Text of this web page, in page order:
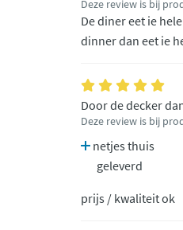
Deze review is bij
De diner eet ie
dinner dan eet ie
Door de decker
Deze review is bij
netjes thuis
geleverd
prijs / kwaliteit ok